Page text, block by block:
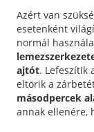
Azért van
esetenként
normál
ajtót. Lefeszítik
eltörik a
másodpercek
annak ellenére,